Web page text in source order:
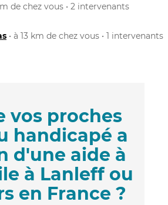
de chez vous • 2 intervenants
• à 13 km de chez vous • 1 intervenants
vos proches
handicapé a
d'une aide à
à Lanleff ou
en France ?